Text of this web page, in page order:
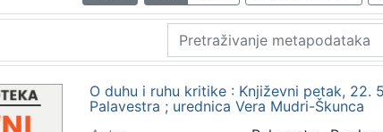
O duhu i ruhu kritike : Književni petak, 22.
Palavestra ; urednica Vera Mudri-Škunca